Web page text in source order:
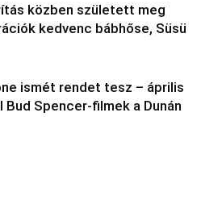
közben született meg
kedvenc bábhőse, Süsü
ismét rendet tesz – április
Bud Spencer-filmek a Dunán